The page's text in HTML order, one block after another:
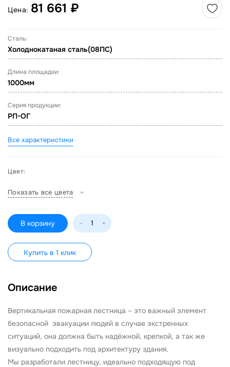
Цена: 81 661 ₽
Сталь:
Холоднокатаная сталь(08ПС)
Длина площадки:
1000мм
Серия продукции:
РП-ОГ
Все характеристики
Цвет:
Показать все цвета
В корзину - +
Купить в 1 клик
Описание
Вертикальная пожарная лестница – это важный элемент
безопасной эвакуации людей в случае экстренных
ситуаций, она должна быть надёжной, крепкой, а так же
визуально подходить под архитектуру здания.
Мы разработали лестницу, идеально подходящую под